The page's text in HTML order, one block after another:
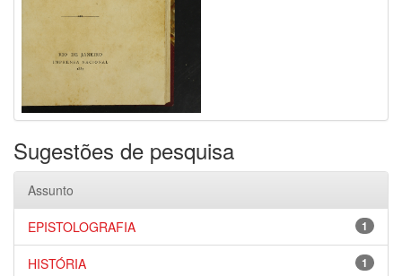
Sugestões de pesquisa
Assunto
1
EPISTOLOGRAFIA
1
HISTÓRIA